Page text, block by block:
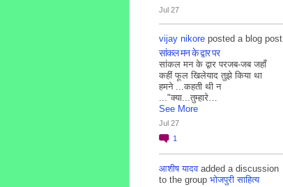
Jul 27
vijay nikore posted a blog post
सांकल मन के द्वार पर
सांकल मन के द्वार परजब-जब जहाँ
कहीं फूल खिलेयाद तुझे किया था
हमने ...कहती थी न
..."क्या...तुम्हारे…
See More
Jul 27
1
आशीष यादवadded a discussion
to the group भोजपुरी साहित्य